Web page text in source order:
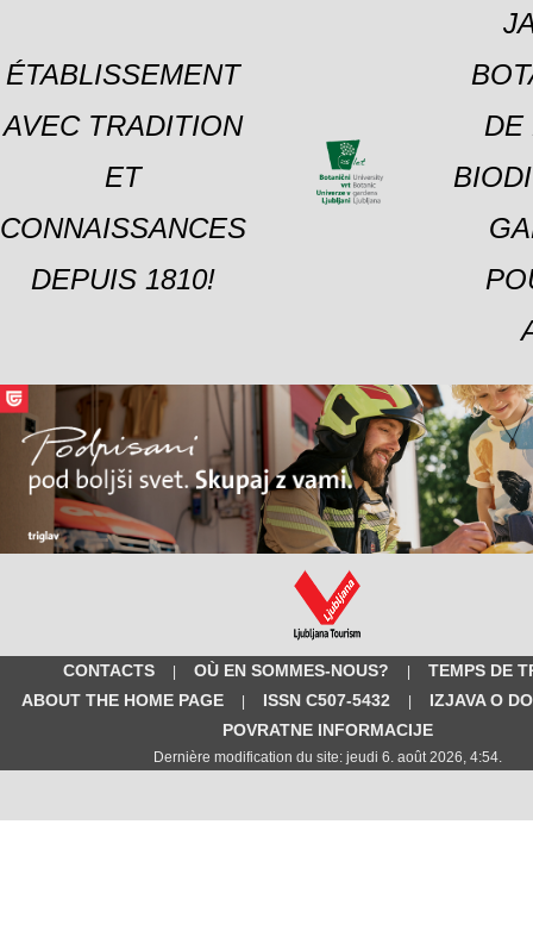
ÉTABLISSEMENT
AVEC TRADITION
ET
CONNAISSANCES
DEPUIS 1810!
DE
CONTACTS | OÙ EN SOMMES-NOUS? |
TEMPS DE
ABOUT THE HOME PAGE
| ISSN C507-5432 |
IZJAVA O
POVRATNE INFORMACIJE
Dernière modification du site: jeudi 6. août 2026, 4:54.